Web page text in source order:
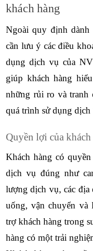
khách hàng
Ngoài quy định dành
cần lưu ý các điều
dụng dịch vụ của
giúp khách hàng
những rủi ro và tranh
quá trình sử dụng dịch
Quyền lợi của khách
Khách hàng có
dịch vụ đúng như
lượng dịch vụ, các địa
uống, vận chuyển và
trợ khách hàng trong
hàng có một trải